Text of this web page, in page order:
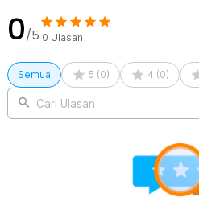
Eyewar Anti Fog - R101
0/5 0 Ulasan
Semua 5 (0) 4 (0)
Cari Ulasan